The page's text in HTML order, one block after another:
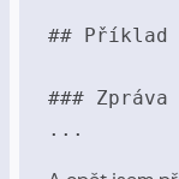
## Příklad
###
...